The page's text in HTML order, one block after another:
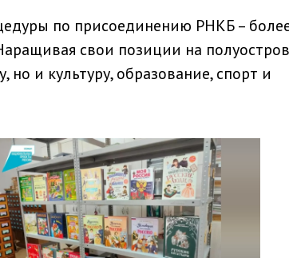
по присоединению РНКБ –
свои позиции на
и культуру, образование, спорт и